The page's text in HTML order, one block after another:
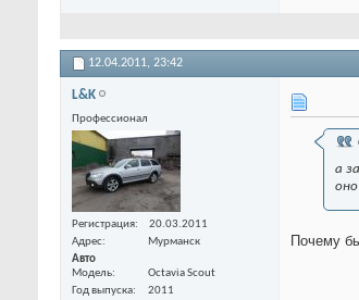
12.04.2011, 23:42
L&K
Профессионал
Регистрация
20.03.2011
Адрес
Мурманск
Авто
Модель
Octavia Scout
Год выпуска
2011
а
Почему